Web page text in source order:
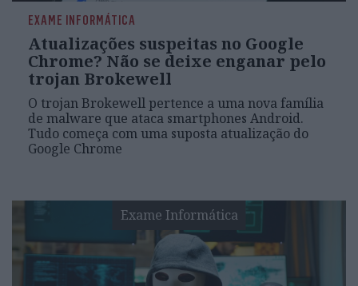
EXAME INFORMÁTICA
Atualizações suspeitas no Google
Chrome? Não se deixe enganar pelo
trojan Brokewell
O trojan Brokewell pertence a uma nova família
de malware que ataca smartphones Android.
Tudo começa com uma suposta atualização do
Google Chrome
Exame Informática